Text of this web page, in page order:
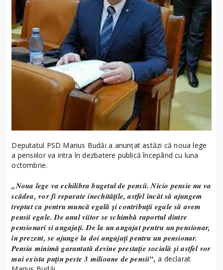
Deputatul PSD Marius Budăi a anunțat astăzi că noua lege
a pensiilor va intra în dezbatere publică începând cu luna
octombrie.
„Noua lege va echilibra bugetul de pensii. Nicio pensie nu va
scădea, vor fi reparate inechitățile, astfel încât să ajungem
treptat ca pentru muncă egală și contribuții egale să avem
pensii egale. De anul viitor se schimbă raportul dintre
pensionari si angajați. De la un angajat pentru un pensionar,
în prezent, se ajunge la doi angajați pentru un pensionar.
Pensia minimă garantată devine prestație socială și astfel vor
mai exista puțin peste 3 milioane de pensii”,a declarat